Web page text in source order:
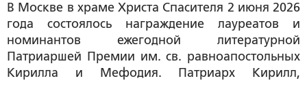
В Москве в храме Христа Спасителя 2 июня 2026
года состоялось награждение лауреатов и
номинантов ежегодной литературной
Патриаршей Премии им. св. равноапостольных
Кирилла и Мефодия. Патриарх Кирилл,